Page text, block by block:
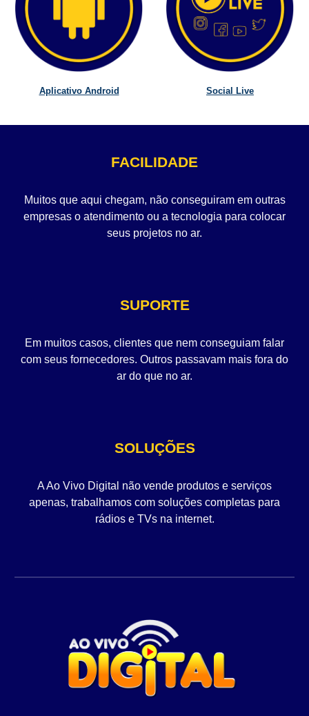
Aplicativo Android Social Live
FACILIDADE
Muitos que aqui chegam, não conseguiram em outras
empresas o atendimento ou a tecnologia para colocar
seus projetos no ar.
SUPORTE
Em muitos casos, clientes que nem conseguiam falar
com seus fornecedores. Outros passavam mais fora do
ar do que no ar.
SOLUÇÕES
A Ao Vivo Digital não vende produtos e serviços
apenas, trabalhamos com soluções completas para
rádios e TVs na internet.